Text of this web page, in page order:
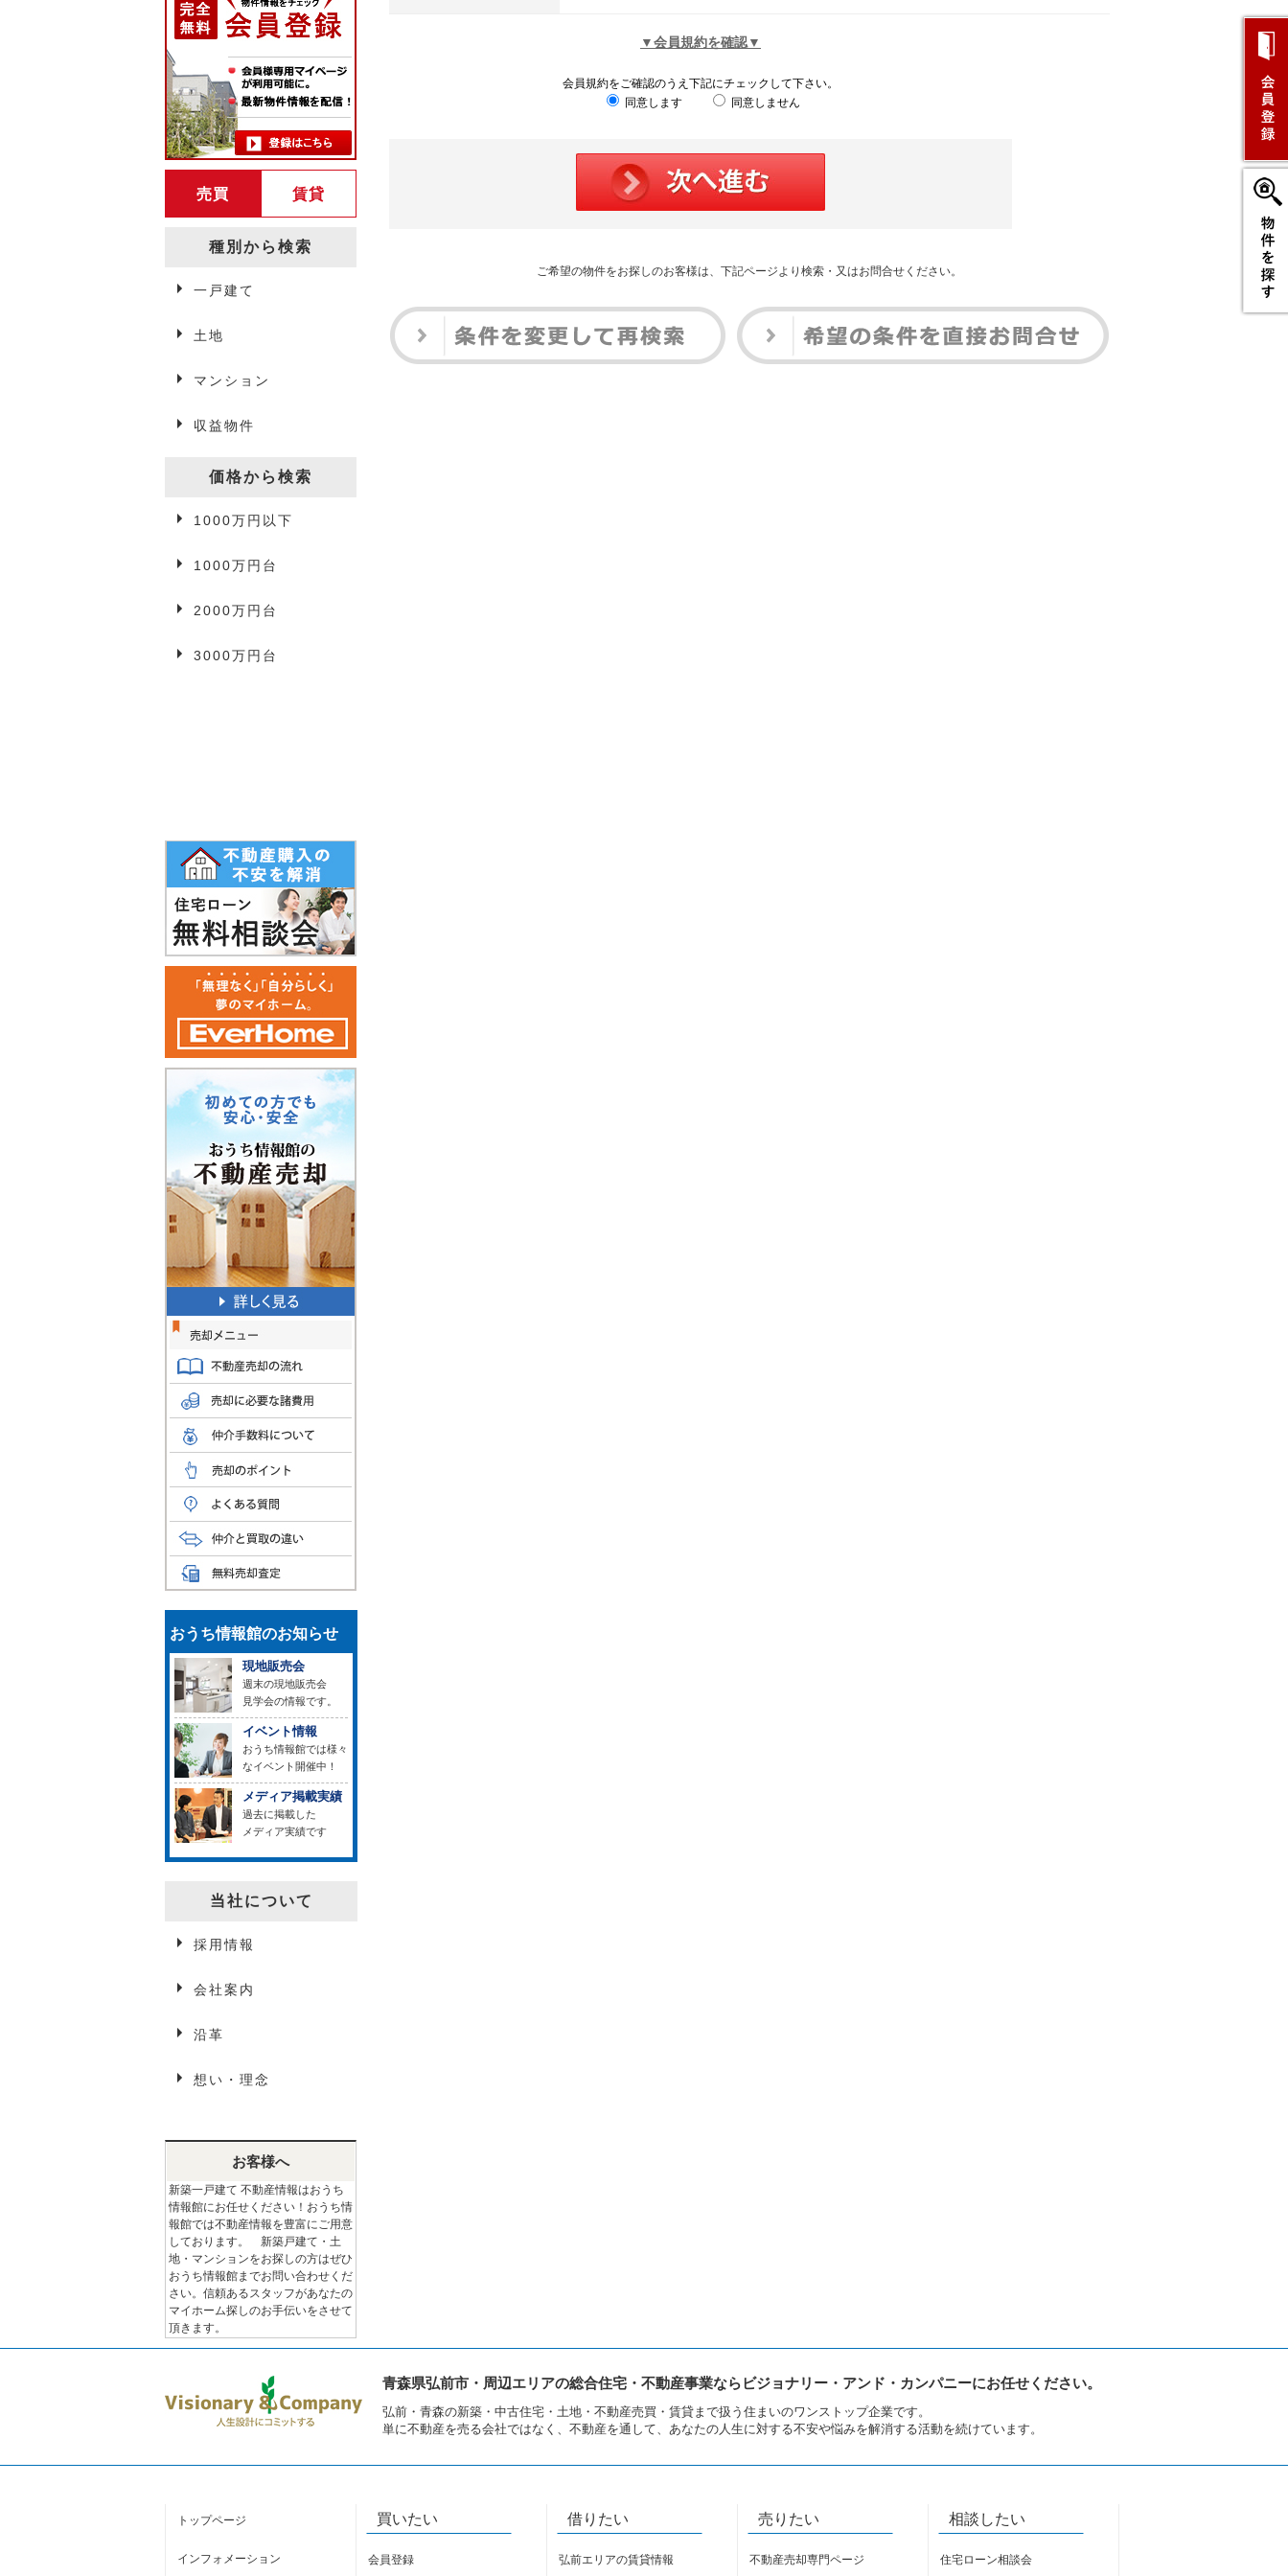
▼会員規約を確認▼
会員規約をご確認のうえ下記にチェックして下さい。
同意します
同意しません
ご希望の物件をお探しのお客様は、下記ページより検索・又はお問合せください。
売買 賃貸
種別から検索
一戸建て
土地
マンション
収益物件
価格から検索
1000万円以下
1000万円台
2000万円台
3000万円台
弘前賃貸情報
アパート・マンション
一戸建て
駐車場
事業用物件
3万円以下
3万円台
おうち情報館のお知らせ
現地販売会
週末の現地販売会
見学会の情報です。
イベント情報
おうち情報館では様々
なイベント開催中！
メディア掲載実績
過去に掲載した
メディア実績です
当社について
採用情報
会社案内
沿革
想い・理念
お客様へ
新築一戸建て 不動産情報はおうち
情報館にお任せください！おうち情
報館では不動産情報を豊富にご用意
しております。 新築戸建て・土
地・マンションをお探しの方はぜひ
おうち情報館までお問い合わせくだ
さい。信頼あるスタッフがあなたの
マイホーム探しのお手伝いをさせて
頂きます。
青森県弘前市・周辺エリアの総合住宅・不動産事業ならビジョナリー・アンド・カンパニーにお任せください。
弘前・青森の新築・中古住宅・土地・不動産売買・賃貸まで扱う住まいのワンストップ企業です。
単に不動産を売る会社ではなく、不動産を通して、あなたの人生に対する不安や悩みを解消する活動を続けています。
トップページ
インフォメーション
買いたい
会員登録
借りたい
弘前エリアの賃貸情報
売りたい
不動産売却専門ページ
相談したい
住宅ローン相談会